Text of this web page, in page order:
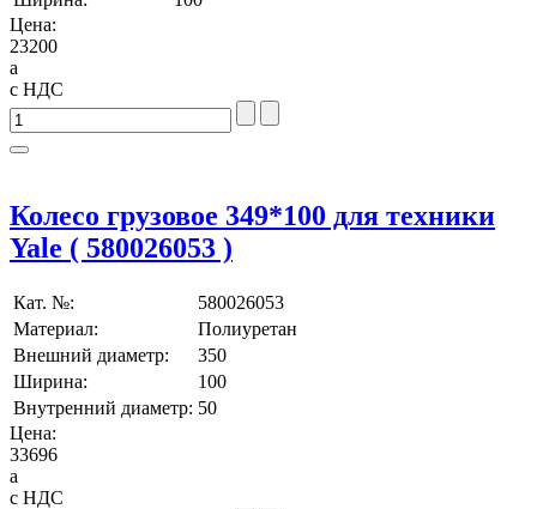
Цена:
23200
a
с НДС
Колесо грузовое 349*100 для техники
Yale ( 580026053 )
Кат. №:
580026053
Материал:
Полиуретан
Внешний диаметр:
350
Ширина:
100
Внутренний диаметр: 50
Цена:
33696
a
с НДС